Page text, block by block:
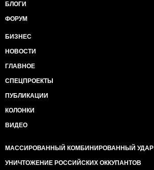
БЛОГИ
ФОРУМ
БИЗНЕС
НОВОСТИ
ГЛАВНОЕ
СПЕЦПРОЕКТЫ
ПУБЛИКАЦИИ
КОЛОНКИ
ВИДЕО
МАССИРОВАННЫЙ КОМБИНИРОВАННЫЙ УДАР
УНИЧТОЖЕНИЕ РОССИЙСКИХ ОККУПАНТОВ